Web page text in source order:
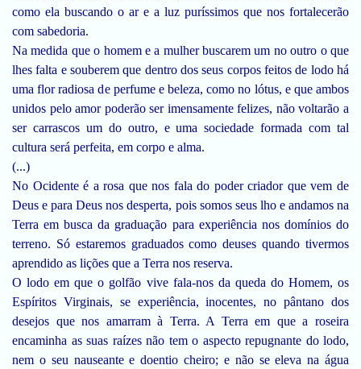
como ela buscando o ar e a luz puríssimos que nos fortalecerão
com sabedoria.
Na medida que o homem e a mulher buscarem um no outro o que
lhes falta e souberem que dentro dos seus corpos feitos de lodo há
uma flor radiosa de perfume e beleza, como no lótus, e que ambos
unidos pelo amor poderão ser imensamente felizes, não voltarão a
ser carrascos um do outro, e uma sociedade formada com tal
cultura será perfeita, em corpo e alma.
(...)
No Ocidente é a rosa que nos fala do poder criador que vem de
Deus e para Deus nos desperta, pois somos seus lho e andamos na
Terra em busca da graduação para experiência nos domínios do
terreno. Só estaremos graduados como deuses quando tivermos
aprendido as lições que a Terra nos reserva.
O lodo em que o golfão vive fala-nos da queda do Homem, os
Espíritos Virginais, se experiência, inocentes, no pântano dos
desejos que nos amarram à Terra. A Terra em que a roseira
encaminha as suas raízes não tem o aspecto repugnante do lodo,
nem o seu nauseante e doentio cheiro; e não se eleva na água